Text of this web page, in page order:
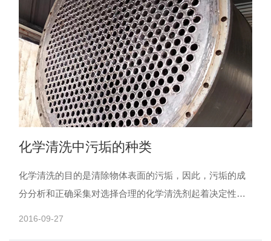
化学清洗中污垢的种类
化学清洗的目的是清除物体表面的污垢，因此，污垢的成
分分析和正确采集对选择合理的化学清洗剂起着决定性的
2016-09-27